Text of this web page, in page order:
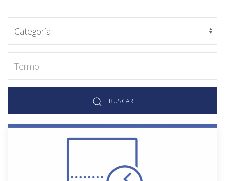
BUSCAR